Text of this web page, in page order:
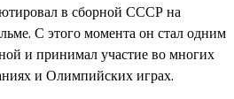
в сборной СССР на
С этого момента он стал одним
и принимал участие во многих
и Олимпийских играх.